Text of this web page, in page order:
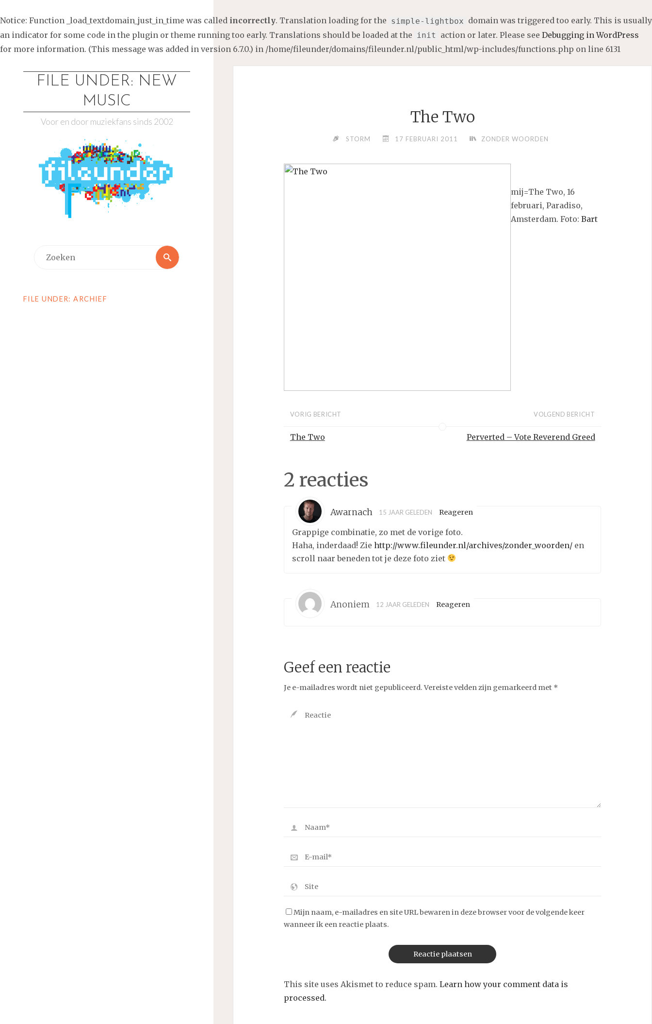
Notice: Function _load_textdomain_just_in_time was called incorrectly. Translation loading for the simple-lightbox domain was triggered too early. This is usually
an indicator for some code in the plugin or theme running too early. Translations should be loaded at the init action or later. Please see Debugging in WordPress
for more information. (This message was added in version 6.7.0.) in /home/fileunder/domains/fileunder.nl/public_html/wp-includes/functions.php on line 6131
FILE UNDER: NEW
MUSIC
Voor en door muziekfans sinds 2002
Zoeken
FILE UNDER: ARCHIEF
The Two
STORM 17 FEBRUARI 2011 ZONDER WOORDEN
mij=The Two, 16
februari, Paradiso,
Amsterdam. Foto: Bart
VORIG BERICHT
The Two
VOLGEND BERICHT
Perverted – Vote Reverend Greed
2 reacties
Awarnach 15 JAAR GELEDEN Reageren
Grappige combinatie, zo met de vorige foto.
Haha, inderdaad! Zie http://www.fileunder.nl/archives/zonder_woorden/en
scroll naar beneden tot je deze foto ziet
Anoniem 12 JAAR GELEDEN Reageren
Geef een reactie
Je e-mailadres wordt niet gepubliceerd. Vereiste velden zijn gemarkeerd met *
Mijn naam, e-mailadres en site URL bewaren in deze browser voor de volgende keer
wanneer ik een reactie plaats.
This site uses Akismet to reduce spam. Learn how your comment data is
processed.